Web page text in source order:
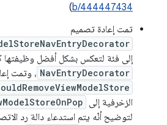
b/444447434
)
تمت إعادة تصميم
إلى فئة لتعكس بشكل أفضل وظيفتها
NavEntryDecorator ، وتمت
الزخرفية إلى
لتوضيح أنّه يتم استدعاء دالة رد